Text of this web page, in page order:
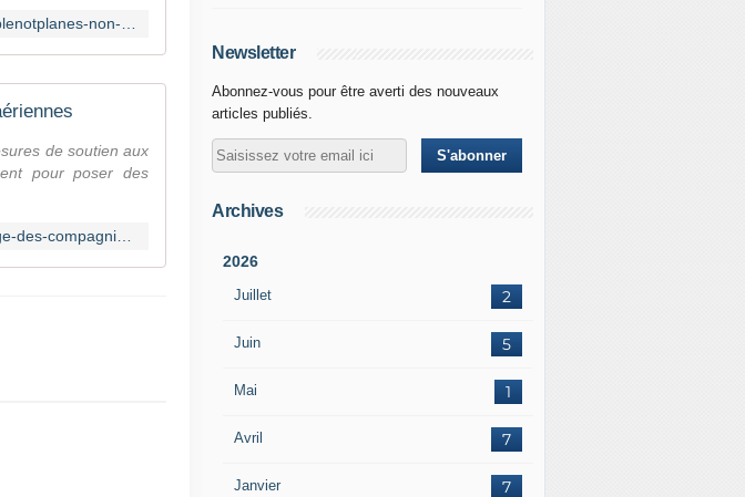
de soutien aux
pour poser des
Newsletter
Abonnez-vous pour être averti des nouveaux
articles publiés.
Archives
2026
Juillet 2
Juin 5
Mai 1
Avril 7
Janvier 7